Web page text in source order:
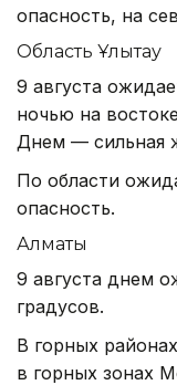
опасность, на
Область Ұлытау
9 августа
ночью на
Днем — сильная
По области
опасность.
Алматы
9 августа днем
градусов.
В горных
в горных зонах